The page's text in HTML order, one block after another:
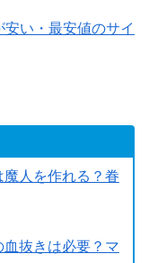
い・最安値のサイ
魔人を作れる？眷
血抜きは必要？マ